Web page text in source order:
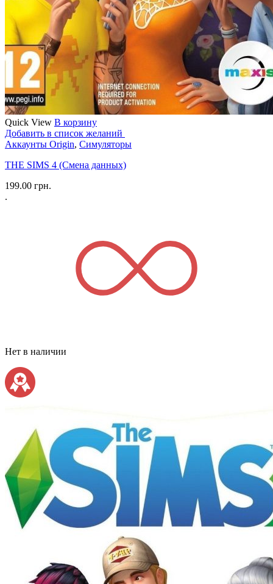
Quick View В корзину
Добавить в список желаний
Аккаунты Origin, Симуляторы
THE SIMS 4 (Смена данных)
199.00 грн.
.
Нет в наличии